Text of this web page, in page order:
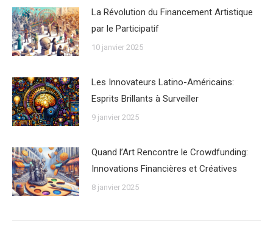
La Révolution du Financement Artistique
par le Participatif
10 janvier 2025
Les Innovateurs Latino-Américains:
Esprits Brillants à Surveiller
9 janvier 2025
Quand l’Art Rencontre le Crowdfunding:
Innovations Financières et Créatives
8 janvier 2025